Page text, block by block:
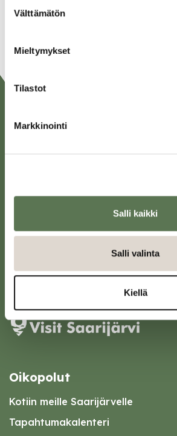
valinta
Välttämätön
Mieltymykset
Tilastot
Markkinointi
Salli kaikki
Salli valinta
Kiellä
URL
43100 Saarijärvi
kirjaamo@saarijarvi.fi
Oikopolut
Kotiin meille Saarijärvelle
Tapahtumakalenteri